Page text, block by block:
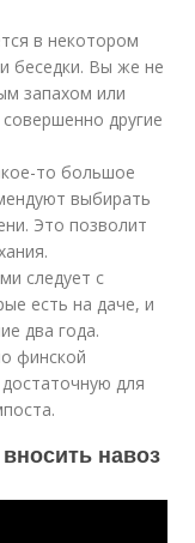
в некотором
беседки. Вы же не
запахом или
другие
то большое
выбирать
Это позволит
следует с
есть на даче, и
два года.
финской
для
навоз